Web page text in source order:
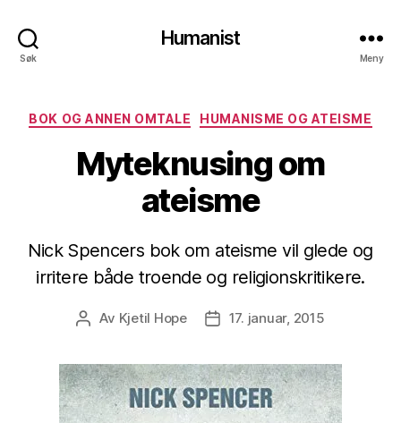
Søk
Humanist
Meny
Kategorier
BOK OG ANNEN OMTALE HUMANISME OG ATEISME
Myteknusing om
ateisme
Nick Spencers bok om ateisme vil glede og
irritere både troende og religionskritikere.
Innleggsforfatter
Av Kjetil Hope Publiseringsdato
17. januar, 2015